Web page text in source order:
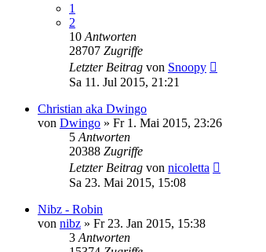
1
2
10 Antworten
28707 Zugriffe
Letzter Beitrag von Snoopy
Sa 11. Jul 2015, 21:21
Christian aka Dwingo
von Dwingo » Fr 1. Mai 2015, 23:26
5 Antworten
20388 Zugriffe
Letzter Beitrag von nicoletta
Sa 23. Mai 2015, 15:08
Nibz - Robin
von nibz » Fr 23. Jan 2015, 15:38
3 Antworten